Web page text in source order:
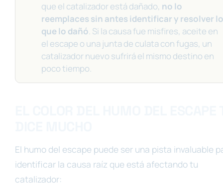
que el catalizador está dañado, no lo
reemplaces sin antes identificar y resolver lo
que lo dañó. Si la causa fue misfires, aceite en
el escape o una junta de culata con fugas, un
catalizador nuevo sufrirá el mismo destino en
poco tiempo.
El humo del escape puede ser una pista invaluable
identificar la causa raíz que está afectando tu
catalizador: